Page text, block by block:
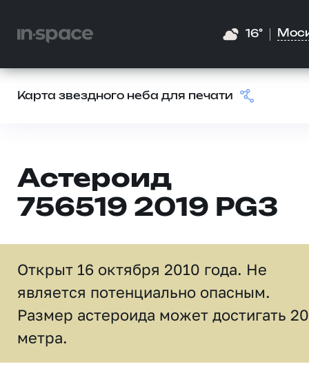
16°
Карта звездного неба для печати
Астероид
756519 2019 PG3
Открыт 16 октября 2010 года. Не
является потенциально опасным.
Размер астероида может достигать
метра.